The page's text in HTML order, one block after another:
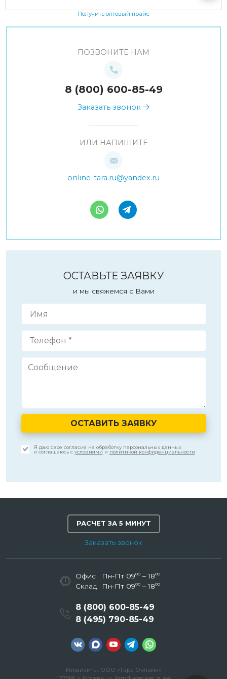
Получить оптовый прайс
ПОЗВОНИТЕ НАМ
8 (800) 600-85-49
Заказать звонок
ИЛИ НАПИШИТЕ
online-tara.ru@yandex.ru
ОСТАВЬТЕ ЗАЯВКУ
и мы свяжемся с Вами
ОСТАВИТЬ ЗАЯВКУ
Я даю свое согласие на обработку персональных данных
и соглашаюсь с условиямии политикой конфиденциальности
РАСЧЕТ ЗА 5 МИНУТ
Заказать звонок
Офис Пн-Пт 0900– 1800
Склад Пн-Пт 0900– 1800
8 (800) 600-85-49
8 (495) 790-85-49
Реквизиты: ООО «Тара Онлайн»